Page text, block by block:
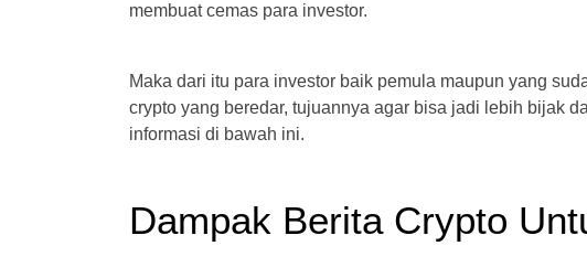
membuat cemas para investor.
Maka dari itu para investor baik pemula maupun yang
crypto yang beredar, tujuannya agar bisa jadi lebih bijak
informasi di bawah ini.
Dampak Berita Crypto